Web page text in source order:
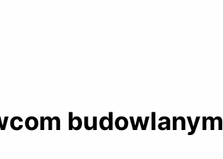
budowlanym